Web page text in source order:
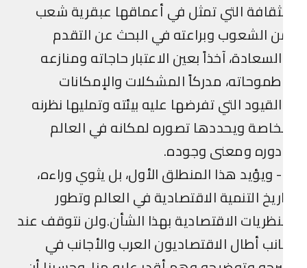
التي تمثل في أعماقها عبقرية شعب
الشعوب وبراعته في البحث عن التقدم
آخذاً بعين الاعتبار حاجاته ومنازعه
مدركاً المشكلات والإمكانات
التي تفرضها عليه بيئته وتمليها نظرنه
ويحددها تصوره لمكانه في العالم
ومعنى وجوده.
2- ويؤيد هذا المنطلق الأول، بل يثوي وراءه،
التنمية الاقتصادية في العالم وتطور
الاقتصادية بهذا الشأن.ولن نتوقف عند
أطال الاقتصاديون العرب والأجانب في